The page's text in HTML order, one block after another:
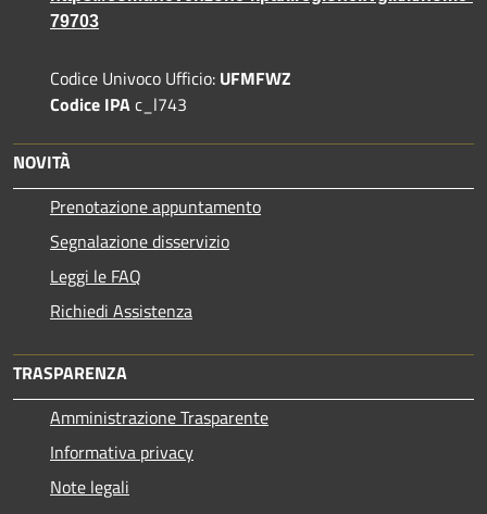
79703
Codice Univoco Ufficio: UFMFWZ
Codice IPAc_l743
NOVITÀ
Prenotazione appuntamento
Segnalazione disservizio
Leggi le FAQ
Richiedi Assistenza
TRASPARENZA
Amministrazione Trasparente
Informativa privacy
Note legali